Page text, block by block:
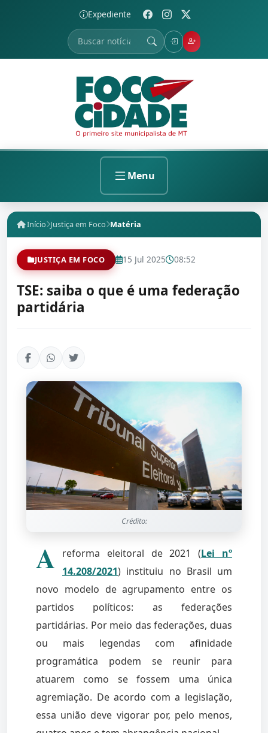
Expediente
Menu
Início Justiça em Foco Matéria
JUSTIÇA EM FOCO 15 Jul 2025 08:52
TSE: saiba o que é uma federação
partidária
Crédito:
A reforma eleitoral de 2021 (Lei nº
14.208/2021) instituiu no Brasil um
novo modelo de agrupamento entre os
partidos políticos: as federações
partidárias. Por meio das federações, duas
ou mais legendas com afinidade
programática podem se reunir para
atuarem como se fossem uma única
agremiação. De acordo com a legislação,
essa união deve vigorar por, pelo menos,